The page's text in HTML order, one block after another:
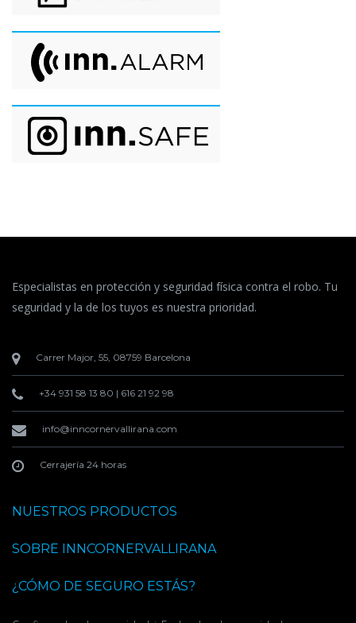
Especialistas en protección y seguridad física contra el robo. Tu
seguridad y la de los tuyos es nuestra prioridad.
Carrer Major, 55, 08759 Barcelona
+34 931 58 13 80 | 616 21 92 98
info@inncornervallirana.com
Cerrajería 24 horas
NUESTROS PRODUCTOS
SOBRE INNCORNERVALLIRANA
¿CÓMO DE SEGURO ESTÁS?